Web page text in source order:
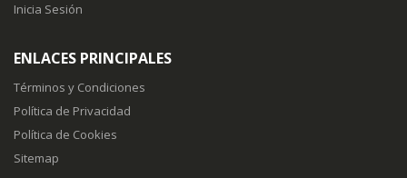
Inicia Sesión
ENLACES PRINCIPALES
Términos y Condiciones
Política de Privacidad
Política de Cookies
Sitemap